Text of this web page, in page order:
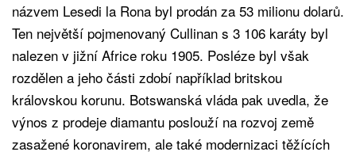
názvem Lesedi la Rona byl prodán za 53 milionu dolarů.
Ten největší pojmenovaný Cullinan s 3 106 karáty byl
nalezen v jižní Africe roku 1905. Posléze byl však
rozdělen a jeho části zdobí například britskou
královskou korunu. Botswanská vláda pak uvedla, že
výnos z prodeje diamantu poslouží na rozvoj země
zasažené koronavirem, ale také modernizaci těžících